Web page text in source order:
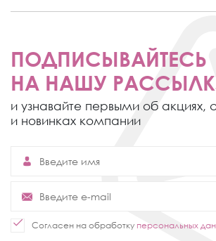
ПОДПИСЫВАЙТЕСЬ
НА НАШУ
и узнавайте первыми об акциях,
и новинках компании
Согласен на обработку персональных